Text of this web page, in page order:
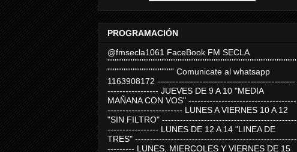
PROGRAMACIÓN
@fmsecla1061 FaceBook FM SECLA
'''''''''''''''''''''''''''''''''''''''''''''''''''''''''''''''''''''''''''''''''''''''''''''''''''''''''
''''''''''''''''''''''''''''''''''''' Comunicate al whatsapp
1163908172 ----------------------------------------------
----------------- JUEVES DE 9 A 10 "MEDIA
MAÑANA CON VOS" ------------------------------------
------------------------- LUNES A VIERNES 10 A 12
"SIN FILTRO" ---------------------------------------------
----------------- LUNES DE 12 A 14 "LINEA DE
TRES" ------------------------------------------------------
--------- LUNES, MIERCOLES Y VIERNES DE 15